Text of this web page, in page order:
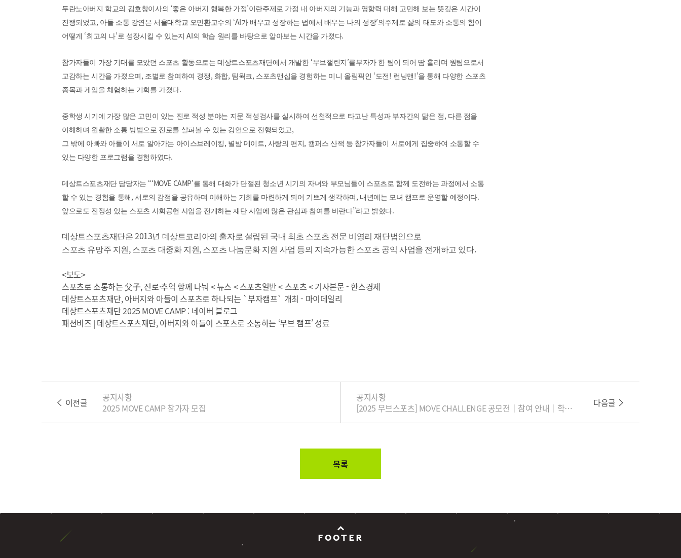
두란노아버지 학교의 김호창이사의 ‘좋은 아버지 행복한 가정’이란주제로 가정 내 아버지의 기능과 영향력 대해 고민해 보는 뜻깊은 시간이
진행되었고, 아들 소통 강연은 서울대학교 오민환교수의 ‘AI가 배우고 성장하는 법에서 배우는 나의 성장’의주제로 삶의 태도와 소통의 힘이
어떻게 ‘최고의 나’로 성장시킬 수 있는지AI의 학습 원리를 바탕으로 알아보는 시간을 가졌다.
참가자들이 가장 기대를 모았던 스포츠 활동으로는 데상트스포츠재단에서 개발한 ‘무브챌린지 ’를부자가 한 팀이 되어 땀 흘리며 원팀으로서
교감하는 시간을 가졌으며 , 조별로 참여하여 경쟁 , 화합, 팀웍크, 스포츠맨십을 경험하는 미니 올림픽인 ‘도전 ! 런닝맨 !’을 통해 다양한 스포츠
종목과 게임을 체험하는 기회를 가졌다.
중학생 시기에 가장 많은 고민이 있는 진로 적성 분야는 지문 적성검사를 실시하여 선천적으로 타고난 특성과 부자간의 닮은 점 , 다른 점을
이해하며 원활한 소통 방법으로 진로를 살펴볼 수 있는 강연으로 진행되었고,
그 밖에 아빠와 아들이 서로 알아가는 아이스브레이킹 , 별밤 데이트, 사랑의 편지 , 캠퍼스 산책 등 참가자들이 서로에게 집중하여 소통할 수
있는 다양한 프로그램을 경험하였다.
데상트스포츠재단 담당자는 “‘MOVE CAMP’를 통해 대화가 단절된 청소년 시기의 자녀와 부모님들이 스포츠로 함께 도전하는 과정에서 소통
할 수 있는 경험을 통해 ,서로의 감점을 공유하며 이해하는 기회를 마련하게 되어 기쁘게 생각하며 , 내년에는 모녀 캠프로 운영할 예정이다.
앞으로도 진정성 있는 스포츠 사회공헌 사업을 전개하는 재단 사업에 많은 관심과 참여를 바란다”라고 밝혔다.
데상트스포츠재단은 2013년 데상트코리아의 출자로 설립된 국내 최초 스포츠 전문 비영리 재단법인으로
스포츠 유망주 지원 , 스포츠 대중화 지원, 스포츠 나눔문화 지원 사업 등의 지속가능한 스포츠 공익 사업을 전개하고 있다.
<보도>
스포츠로 소통하는 父子, 진로·추억 함께 나눠 < 뉴스 < 스포츠일반 < 스포츠 < 기사본문 - 한스경제
데상트스포츠재단, 아버지와 아들이 스포츠로 하나되는 `부자캠프` 개최 - 마이데일리
데상트스포츠재단 2025 MOVE CAMP : 네이버 블로그
패션비즈 | 데상트스포츠재단, 아버지와 아들이 스포츠로 소통하는 ‘무브 캠프’ 성료
이전글
공지사항
2025 MOVE CAMP 참가자 모집
다음글
공지사항
[2025 무브스포츠] MOVE CHALLENGE 공모전｜참여 안내｜학생 부문
목록
FOOTER